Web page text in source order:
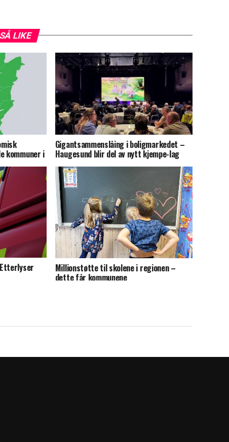
LIKE
kommuner i
Gigantsammenslåing i boligmarkedet –
Haugesund blir del av nytt kjempe-lag
Millionstøtte til skolene i regionen –
dette får kommunene